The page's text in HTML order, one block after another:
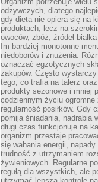
odżywczych, dlatego
gdy dieta nie opiera się na
produktach, lecz na
owoców, zbóż, źródeł
Im bardziej monotonne
niedoborów i znużenia.
oznaczać egzotycznych
zakupów. Często
tego, co trafia na talerz
produkty sezonowe i mniej
codziennym życiu ogromne
regularność posiłków. Gdy
pomija śniadania, nadrabia
długi czas funkcjonuje na
organizm przestaje
się wahania energii, napady
trudność z utrzymaniem
żywieniowych. Regularne
regułą dla wszystkich, ale